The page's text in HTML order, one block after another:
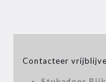
Contacteer